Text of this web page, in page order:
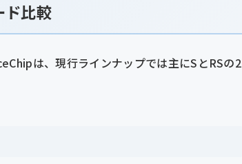
ド比較
は、現行ラインナップでは主にSとRSの2